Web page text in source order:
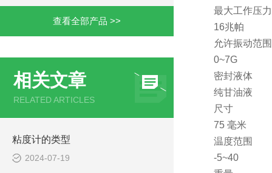
查看全部产品 >>
相关文章
RELATED ARTICLES
粘度计的类型
2024-07-19
最大工作压力
16兆帕
允许振动范围
0~7G
密封液体
纯甘油液
尺寸
75 毫米
温度范围
-5~40